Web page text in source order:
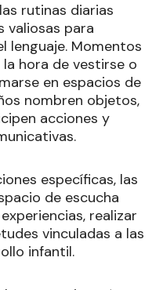
rutinas diarias
valiosas para
lenguaje. Momentos
hora de vestirse o
en espacios de
nombren objetos,
acciones y
específicas, las
de escucha
realizar
vinculadas a las
infantil.